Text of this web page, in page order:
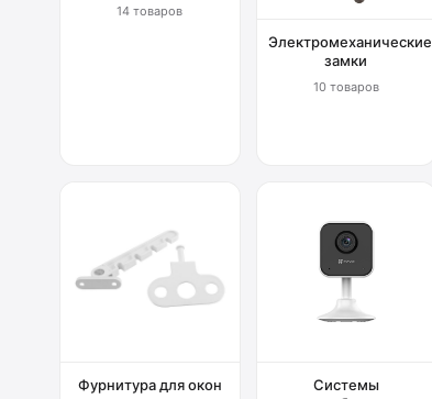
14 товаров
Электромеханические
замки
10 товаров
Фурнитура для окон
Системы